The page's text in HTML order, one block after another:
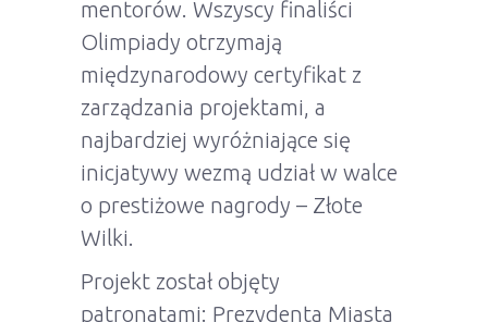
mentorów. Wszyscy finaliści
Olimpiady otrzymają
międzynarodowy certyfikat z
zarządzania projektami, a
najbardziej wyróżniające się
inicjatywy wezmą udział w walce
o prestiżowe nagrody – Złote
Wilki.
Projekt został objęty
patronatami: Prezydenta Miasta